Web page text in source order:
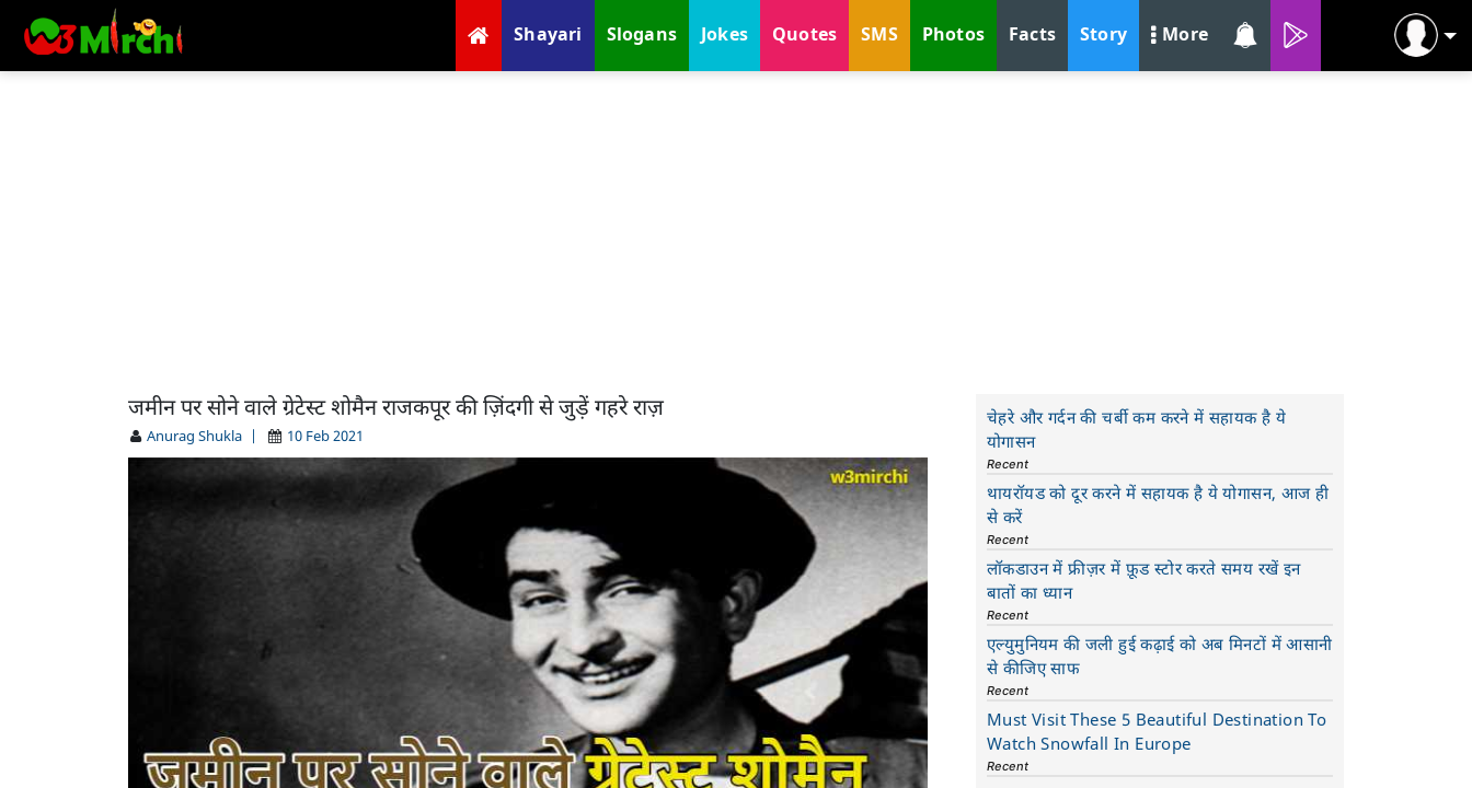
Shayari Slogans Jokes Quotes SMS Photos Facts Story More
जमीन पर सोने वाले ग्रेटेस्ट शोमैन राजकपूर की ज़िंदगी से जुड़ें गहरे राज़
Anurag Shukla | 10 Feb 2021
चेहरे और गर्दन की चर्बी कम करने में सहायक है ये
योगासन
Recent
थायरॉयड को दूर करने में सहायक है ये योगासन, आज ही
से करें
Recent
लॉकडाउन में फ्रीज़र में फ़ूड स्टोर करते समय रखें इन
बातों का ध्यान
Recent
एल्युमुनियम की जली हुई कढ़ाई को अब मिनटों में आसानी
से कीजिए साफ
Recent
Must Visit These 5 Beautiful Destination To
Watch Snowfall In Europe
Recent